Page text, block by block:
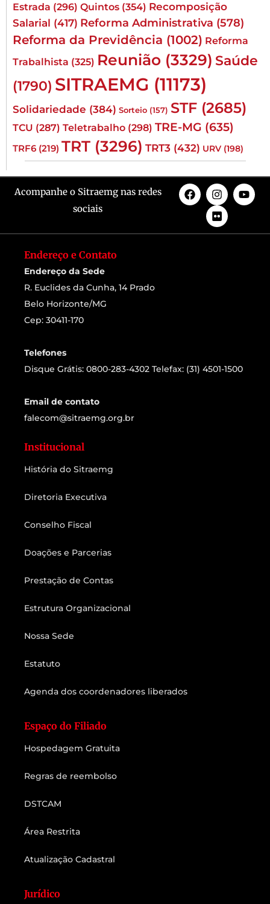
Estrada (296) Quintos (354) Recomposição
Salarial (417) Reforma Administrativa (578)
Reforma da Previdência (1002) Reforma
Trabalhista (325) Reunião (3329) Saúde
(1790) SITRAEMG (11173)
Solidariedade (384) Sorteio (157) STF (2685)
TCU (287) Teletrabalho (298) TRE-MG (635)
TRF6 (219) TRT (3296) TRT3 (432) URV (198)
Acompanhe o Sitraemg nas redes
sociais
Endereço e Contato
Endereço da Sede
R. Euclides da Cunha, 14 Prado
Belo Horizonte/MG
Cep: 30411-170
Telefones
Disque Grátis: 0800-283-4302 Telefax: (31) 4501-1500
Email de contato
falecom@sitraemg.org.br
Institucional
História do Sitraemg
Diretoria Executiva
Conselho Fiscal
Doações e Parcerias
Prestação de Contas
Estrutura Organizacional
Nossa Sede
Estatuto
Agenda dos coordenadores liberados
Espaço do Filiado
Hospedagem Gratuita
Regras de reembolso
DSTCAM
Área Restrita
Atualização Cadastral
Jurídico